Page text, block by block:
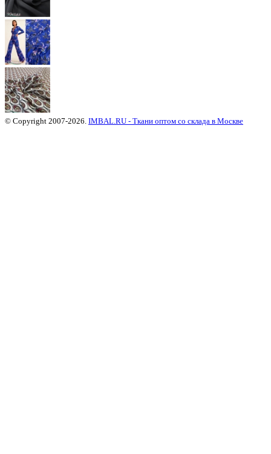
© Copyright 2007-2026. IMBAL.RU - Ткани оптом со склада в Москве